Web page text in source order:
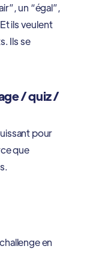
un “égal”,
ils veulent
Ils se
/ quiz /
pour
que
en